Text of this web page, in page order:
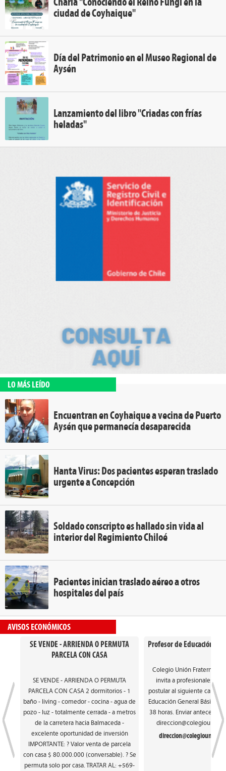
ciudad de Coyhaique"
Día del Patrimonio en el Museo Regional de
Aysén
Lanzamiento del libro "Criadas con frías
heladas"
LO MÁS LEÍDO
Encuentran en Coyhaique a vecina de Puerto
Aysén que permanecía desaparecida
Hanta Virus: Dos pacientes esperan traslado
urgente a Concepción
Soldado conscripto es hallado sin vida al
interior del Regimiento Chiloé
Pacientes inician traslado aéreo a otros
hospitales del país
AVISOS ECONÓMICOS
SE VENDE - ARRIENDA O PERMUTA
PARCELA CON CASA
SE VENDE - ARRIENDA O PERMUTA
PARCELA CON CASA 2 dormitorios - 1
baño - living - comedor - cocina - agua de
pozo - luz - totalmente cerrada - a metros
de la carretera hacia Balmaceda -
excelente oportunidad de inversión
IMPORTANTE: ? Valor venta de parcela
con casa $ 80.000.000 (conversable). ? Se
permuta solo por casa. TRATAR AL: +569-
Profesor de Educación
Colegio Unión Fraterna de
invita a profesionales
postular al siguiente cargo:
Educación General Básica.
38 horas. Enviar